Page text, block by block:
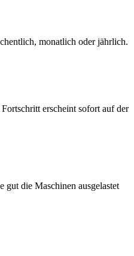
monatlich oder jährlich.
erscheint sofort auf der
die Maschinen ausgelastet